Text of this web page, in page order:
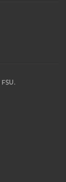
n
T
o
FSU.